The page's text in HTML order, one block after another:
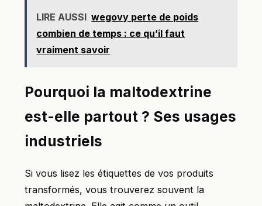
LIRE AUSSI wegovy perte de poids
combien de temps : ce qu’il faut
vraiment savoir
Pourquoi la maltodextrine
est-elle partout ? Ses usages
industriels
Si vous lisez les étiquettes de vos produits
transformés, vous trouverez souvent la